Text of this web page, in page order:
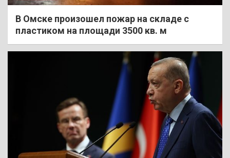
В Омске произошел пожар на складе с
пластиком на площади 3500 кв. м